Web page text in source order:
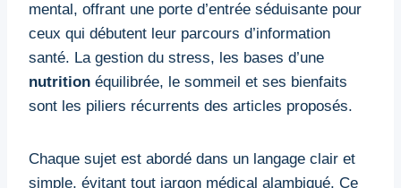
mental, offrant une porte d’entrée séduisante pour
ceux qui débutent leur parcours d’information
santé. La gestion du stress, les bases d’une
nutrition équilibrée, le sommeil et ses bienfaits
sont les piliers récurrents des articles proposés.
Chaque sujet est abordé dans un langage clair et
simple, évitant tout jargon médical alambiqué. Ce